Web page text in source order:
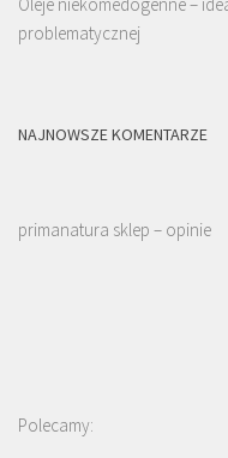
Oleje niekomedogenne –
problematycznej
NAJNOWSZE KOMENTARZE
primanatura sklep – opinie
Polecamy: